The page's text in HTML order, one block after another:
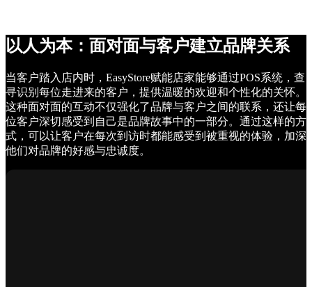
以人为本：面对面与客户建立品牌关系
当客户踏入店内时，EasyStore赋能店家能够通过POS系统，查
寻识别每位走进来的客户，提供温暖的欢迎和个性化的关怀。
这种面对面的互动不仅强化了品牌与客户之间的联系，还让每
位客户深切感受到自己是品牌故事中的一部分。通过这样的方
式，可以让客户在每次到访时都能感受到被重视的体验，加深
他们对品牌的好感与忠诚度。